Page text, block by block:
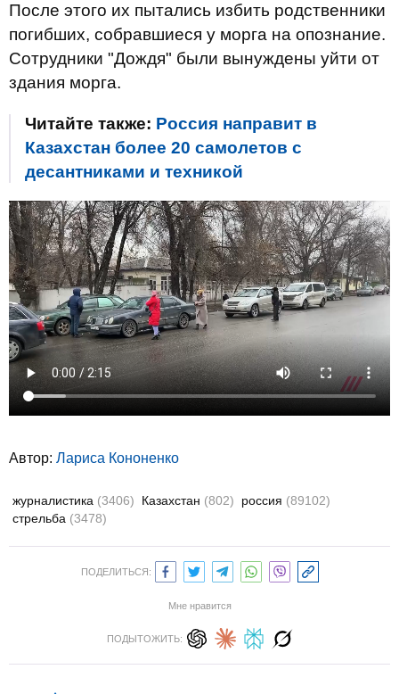
После этого их пытались избить родственники
погибших, собравшиеся у морга на опознание.
Сотрудники "Дождя" были вынуждены уйти от
здания морга.
Читайте также: Россия направит в
Казахстан более 20 самолетов с
десантниками и техникой
Автор: Лариса Кононенко
журналистика (3406) Казахстан (802) россия (89102)
стрельба (3478)
ПОДЕЛИТЬСЯ:
Мне нравится
ПОДЫТОЖИТЬ: